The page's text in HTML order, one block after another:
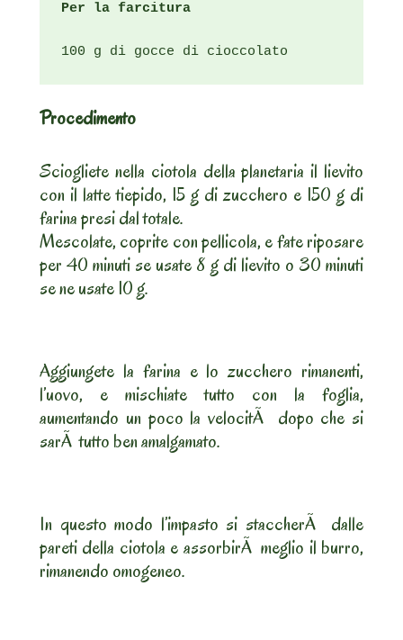
Per la farcitura
100 g di gocce di cioccolato
Procedimento
Sciogliete nella ciotola della planetaria il lievito
con il latte tiepido, 15 g di zucchero e 150 g di
farina presi dal totale.
Mescolate, coprite con pellicola, e fate riposare
per 40 minuti se usate 8 g di lievito o 30 minuti
se ne usate 10 g.
Aggiungete la farina e lo zucchero rimanenti,
l’uovo, e mischiate tutto con la foglia,
aumentando un poco la velocitÃ dopo che si
sarÃ tutto ben amalgamato.
In questo modo l’impasto si staccherÃ dalle
pareti della ciotola e assorbirÃ meglio il burro,
rimanendo omogeneo.